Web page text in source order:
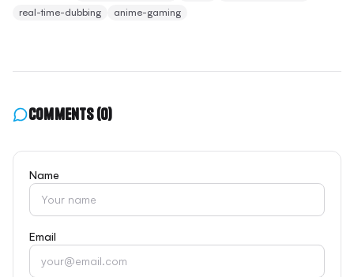
real-time-dubbing
anime-gaming
Comments(0)
Name
Email